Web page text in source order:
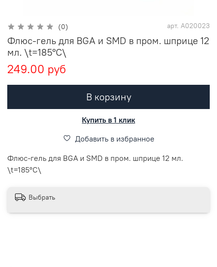
(0) арт. А020023
Флюс-гель для BGA и SMD в пром. шприце 12
мл. \t=185°C\
249.00 руб
В корзину
Купить в 1 клик
Добавить в избранное
Флюс-гель для BGA и SMD в пром. шприце 12 мл.
\t=185°C\
Выбрать